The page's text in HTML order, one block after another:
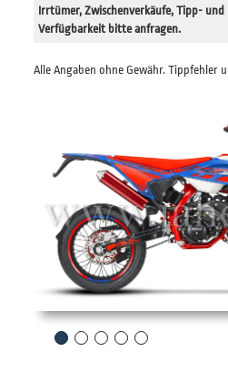
Irrtümer, Zwischenverkäufe, Tipp-
Verfügbarkeit bitte anfragen.
Alle Angaben ohne Gewähr. Tippfehler